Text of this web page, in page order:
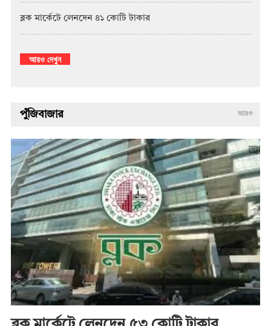
ব্লক মার্কেটে লেনদেন ৪১ কোটি টাকার
আরও দেখুন
পুঁজিবাজার আরও